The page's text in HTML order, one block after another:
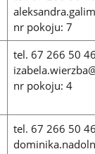
nr pokoju: 7
tel. 67 266 50
nr pokoju: 4
tel. 67 266 50